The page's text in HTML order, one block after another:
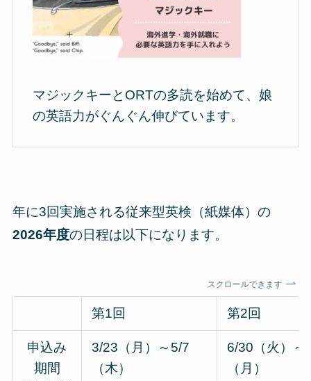
マジックキーとORTの多読を始めて、娘
の英語力がぐんぐん伸びています。
年に3回実施される従来型英検（紙媒体）の
2026年度の日程は以下になります。
スクロールできます
第1回 第2回
申込み
期間
3/23（月）～5/7
（木）
6/30（火）～
（月）